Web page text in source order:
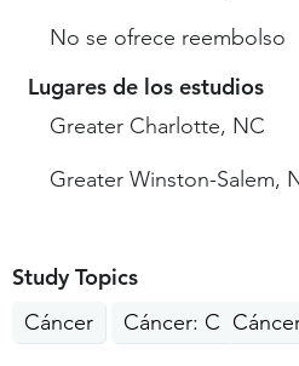
No se ofrece reembolso
Lugares de los estudios
Greater Charlotte, NC
Greater Winston-Salem,
Study Topics
Cáncer Cáncer: Cabeza,